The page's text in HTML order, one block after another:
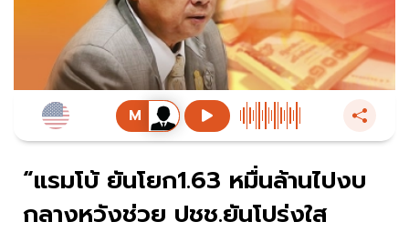
“แรมโบ้ ยันโยก1.63 หมื่นล้านไปงบ
กลางหวังช่วย ปชช.ยันโปร่งใส